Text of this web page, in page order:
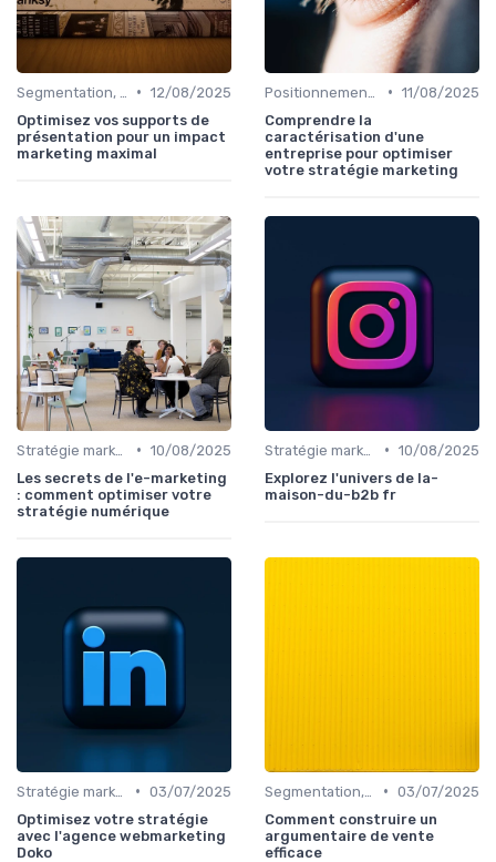
• 12/08/2025
Optimisez vos supports de
présentation pour un impact
marketing maximal
• 11/08/2025
Comprendre la
caractérisation d'une
entreprise pour optimiser
votre stratégie marketing
• 10/08/2025
Les secrets de l'e-marketing
: comment optimiser votre
stratégie numérique
• 10/08/2025
Explorez l'univers de la-
maison-du-b2b fr
• 03/07/2025
Optimisez votre stratégie
avec l'agence webmarketing
Doko
• 03/07/2025
Comment construire un
argumentaire de vente
efficace